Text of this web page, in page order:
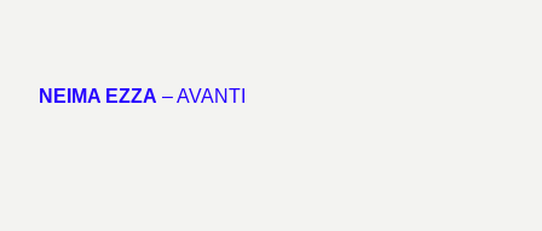
NEIMA EZZA – AVANTI